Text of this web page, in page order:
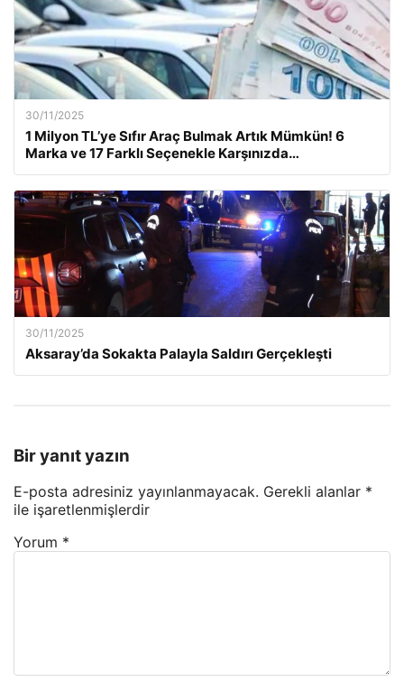
30/11/2025
1 Milyon TL’ye Sıfır Araç Bulmak Artık Mümkün! 6
Marka ve 17 Farklı Seçenekle Karşınızda…
30/11/2025
Aksaray’da Sokakta Palayla Saldırı Gerçekleşti
Bir yanıt yazın
E-posta adresiniz yayınlanmayacak. Gerekli alanlar *
ile işaretlenmişlerdir
Yorum *